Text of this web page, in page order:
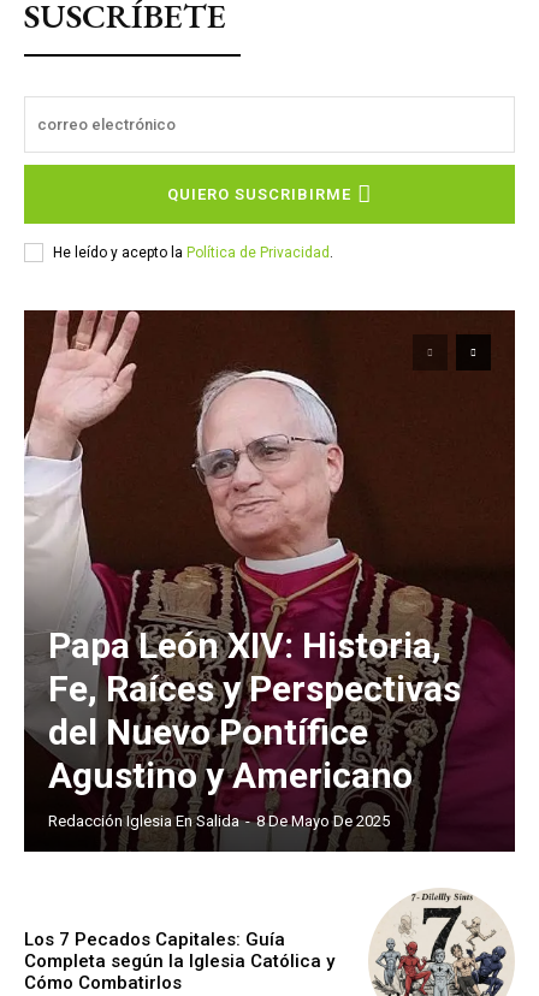
SUSCRÍBETE
QUIERO SUSCRIBIRME
He leído y acepto la Política de Privacidad
Papa León XIV: Historia,
Fe, Raíces y Perspectivas
del Nuevo Pontífice
Agustino y Americano
Redacción Iglesia En Salida - 8 De Mayo De 2025
Los 7 Pecados Capitales: Guía
Completa según la Iglesia Católica y
Cómo Combatirlos